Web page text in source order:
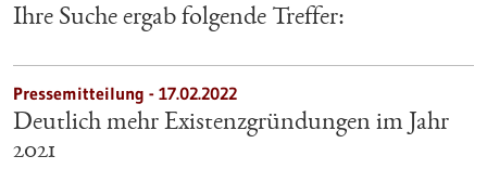
Ihre Suche ergab folgende Treffer:
Pressemitteilung - 17.02.2022
Deutlich mehr Existenzgründungen im Jahr
2021